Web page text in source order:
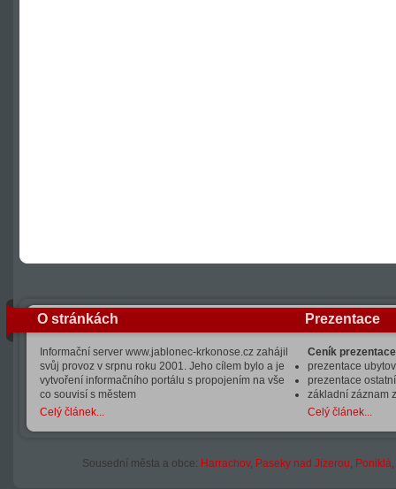
O stránkách
Informační server www.jablonec-krkonose.cz zahájil
svůj provoz v srpnu roku 2001. Jeho cílem bylo a je
vytvoření informačního portálu s propojením na vše
co souvisí s městem
Celý článek...
Prezentace
Ceník
prezentace
prezentace
základní záznam
Celý článek...
Sousední města a obce: Harrachov, Paseky nad Jizerou, Poniklá,